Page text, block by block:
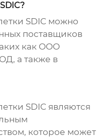
SDIC можно
поставщиков
как ООО
, а также в
SDIC являются
которое может